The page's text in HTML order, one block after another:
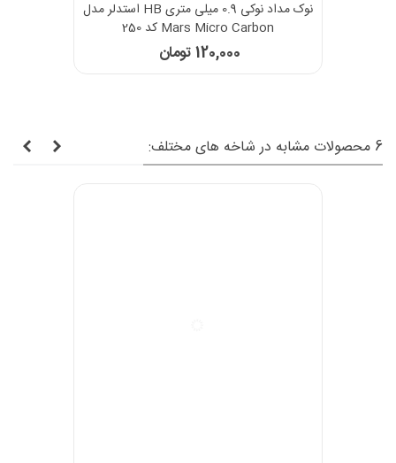
نوک مداد نوکی 0.9 میلی متری HB استدلر مدل
Mars Micro Carbon کد 250
120,000 تومان
6 محصولات مشابه در شاخه های مختلف: